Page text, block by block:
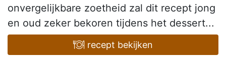
onvergelijkbare zoetheid zal dit recept jong
en oud zeker bekoren tijdens het dessert...
recept bekijken